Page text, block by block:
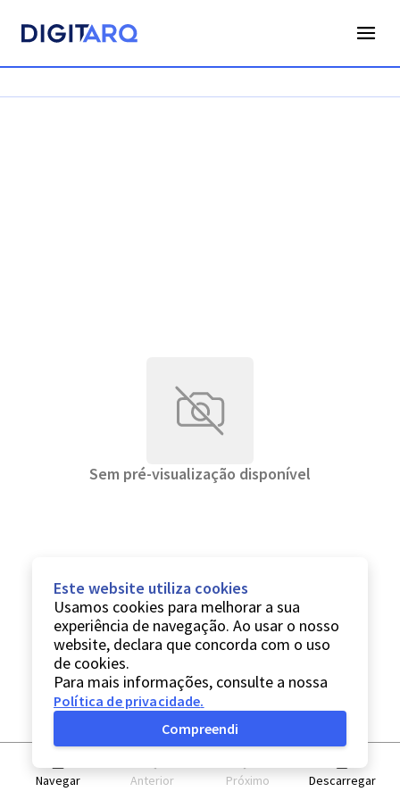
Sem pré-visualização disponível
Navegar Anterior Próximo Descarregar
Este website utiliza cookies
Usamos cookies para melhorar a sua
experiência de navegação. Ao usar o nosso
website, declara que concorda com o uso
de cookies.
Para mais informações, consulte a nossa
Política de privacidade.
Compreendi